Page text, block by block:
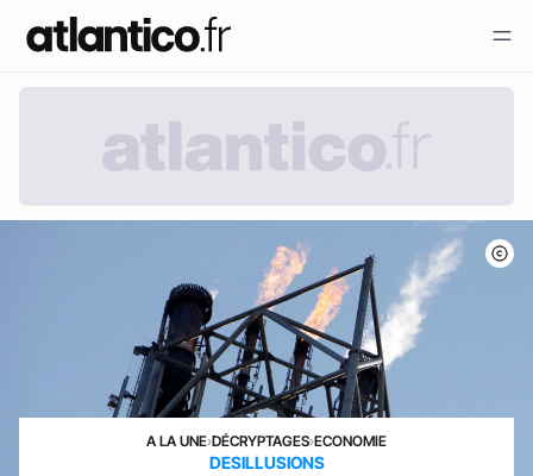
A LA UNE›DÉCRYPTAGES›ECONOMIE
DESILLUSIONS